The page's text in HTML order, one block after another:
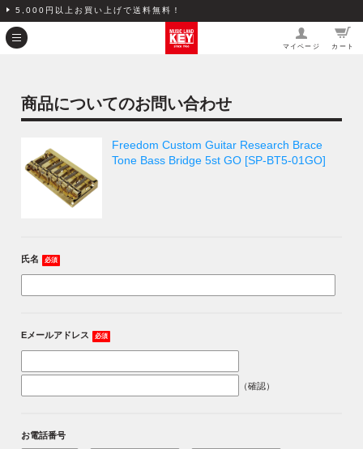
5,000円以上お買い上げで送料無料！
マイページ カート
商品についてのお問い合わせ
Freedom Custom Guitar Research Brace
Tone Bass Bridge 5st GO [SP-BT5-01GO]
氏名 必須
Eメールアドレス 必須
（確認）
お電話番号